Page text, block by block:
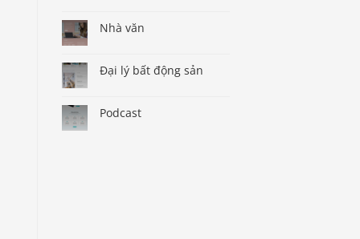
Nhà văn
Đại lý bất động sản
Podcast